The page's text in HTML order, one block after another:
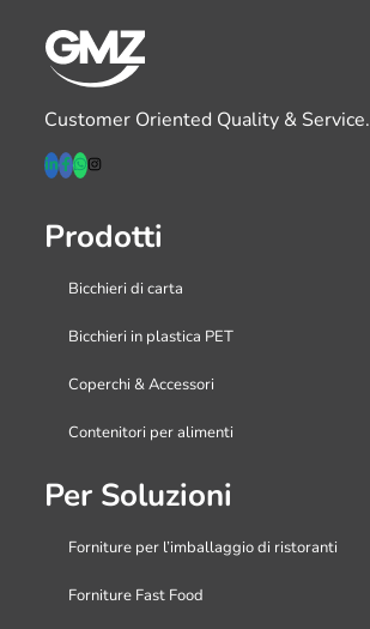
Customer Oriented Quality & Service.
Prodotti
Bicchieri di carta
Bicchieri in plastica PET
Coperchi & Accessori
Contenitori per alimenti
Per Soluzioni
Forniture per l’imballaggio di ristoranti
Forniture Fast Food